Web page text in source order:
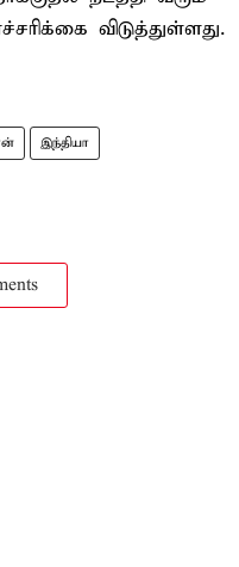
விடுத்துள்ளது.
இந்தியா